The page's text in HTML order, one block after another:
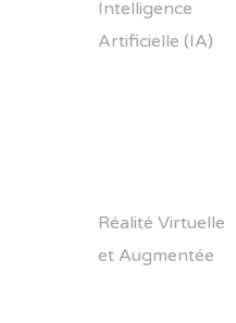
Intelligence
Artificielle (IA)
Réalité Virtuelle
et Augmentée